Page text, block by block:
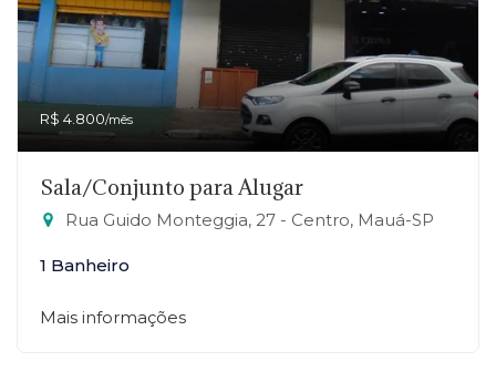
R$ 4.800/mês
Sala/Conjunto para Alugar
Rua Guido Monteggia, 27 - Centro, Mauá-SP
1 Banheiro
Mais informações